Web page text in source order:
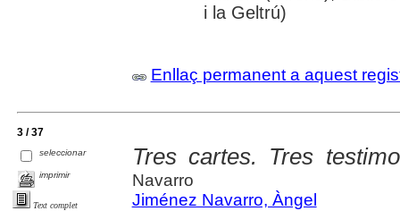
i la Geltrú)
Enllaç permanent a aquest
3 / 37
seleccionar
imprimir
Text complet
Tres cartes. Tres
Navarro
Jiménez Navarro, Àngel